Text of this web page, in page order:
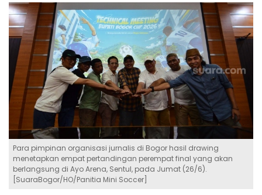
Para pimpinan organisasi jurnalis di Bogor hasil drawing
menetapkan empat pertandingan perempat final yang akan
berlangsung di Ayo Arena, Sentul, pada Jumat (26/6).
[SuaraBogor/HO/Panitia Mini Soccer]